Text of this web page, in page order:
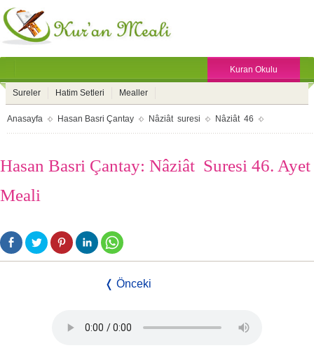
Kuran Okulu
Sureler Hatim Setleri Mealler
Anasayfa Hasan Basri Çantay Nâziât suresi Nâziât 46
Hasan Basri Çantay: Nâziât Suresi 46. Ayet
Meali
❬ Önceki